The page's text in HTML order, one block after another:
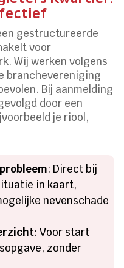
gestructureerde
voor
Wij werken volgens
branchevereniging
Bij aanmelding
door een
je riool,
: Direct bij
in kaart,
nevenschade
: Voor start
zonder